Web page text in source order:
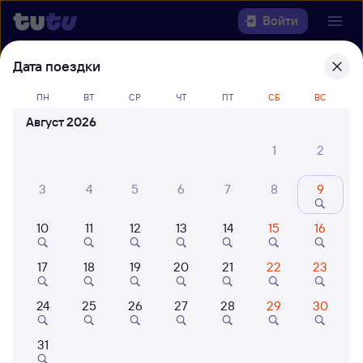
Войти
Выберите день, чтобы найти
билеты Санкт-Петербург —
Волгоград-1
Куда
Когда
Кто едет
Найти поезда
Дата поездки
ПН ВТ СР ЧТ ПТ СБ ВС
Август 2026
1
2
3 4 5 6 7 8 9
10 11 12 13 14 15 16
17 18 19 20 21 22 23
24 25 26 27 28 29 30
31